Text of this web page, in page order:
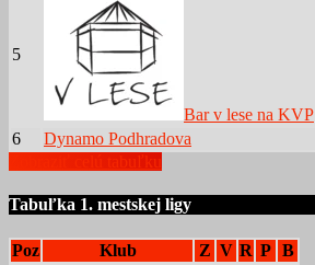
5
Bar v lese na KVP
6 Dynamo Podhradova
Tabuľka 1. mestskej ligy
Poz Klub Z V R P B